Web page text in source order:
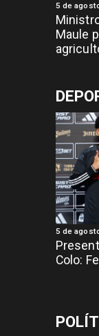
Maule
5 de
Colo:
5 de